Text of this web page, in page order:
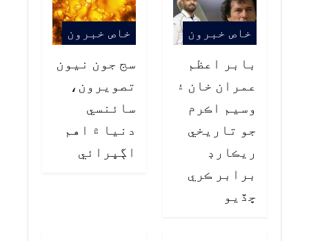
خاص خبرون
بابر اعظم
عمران خان ۽
وسيم اڪرم
جو تاريخي
ريڪارڊ
برابر ڪري
ڇڏيو
خاص خبرون
سج جون نيون
تصويرون،
سائنسي
دنيا ۾ اهم
اڳڀرائي